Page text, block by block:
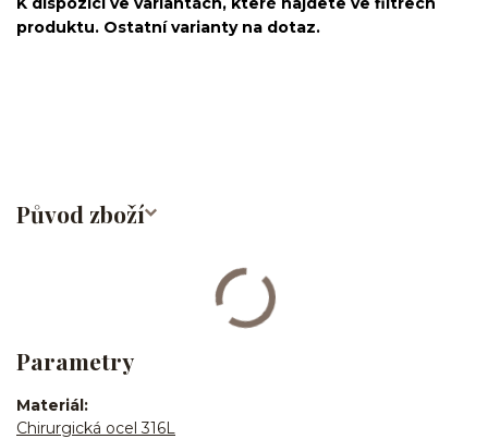
produktu. Ostatní varianty na dotaz.
Původ zboží
Parametry
Materiál
Chirurgická ocel 316L